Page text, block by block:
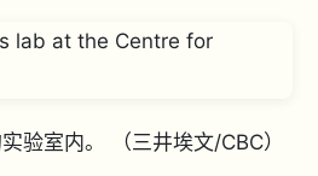
验室内。 （三井埃文/CBC）